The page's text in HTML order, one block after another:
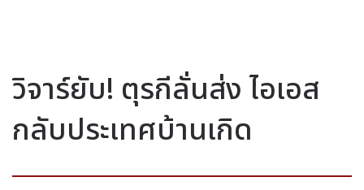
วิจาร์ยับ! ตุรกีลั่นส่ง ไอเอส
กลับประเทศบ้านเกิด